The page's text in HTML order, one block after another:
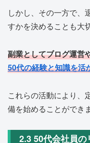
しかし、その一方で、
すかを決めることも大
副業としてブログ運営
50代の経験と知識を活
これらの活動により、
備を始めることができ
2.3 50代会社員